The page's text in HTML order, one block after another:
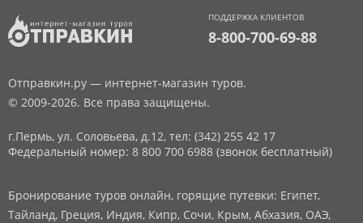
ПОДДЕРЖКА КЛИЕНТОВ
8-800-700-69-88
Отправкин.ру — интернет-магазин туров.
© 2009-2026. Все права защищены.
г.Пермь, ул. Соловьева, д.12, тел: (342) 255 42 17
Федеральный номер: 8 800 700 6988 (звонок бесплатный)
Бронирование туров онлайн, горящие путевки: Египет,
Тайланд, Греция, Индия, Кипр, Сочи, Крым, Абхазия, ОАЭ,